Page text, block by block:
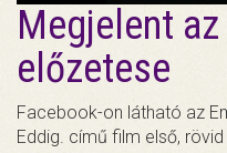
Megjelent
előzetese
Facebook-on látható az
Eddig. című film első,